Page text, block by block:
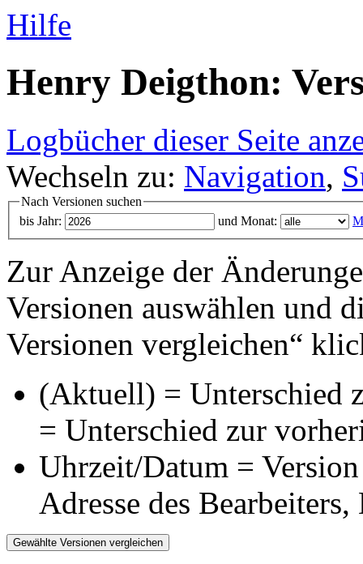
Hilfe
Henry Deigthon:
Logbücher dieser Seite
Wechseln zu: Navigation,
Nach Versionen suchen
bis Jahr:
und Monat:
Zur Anzeige der
Versionen auswählen und
Versionen vergleichen“
(Aktuell) = Unterschied
= Unterschied zur
Uhrzeit/Datum =
Adresse des